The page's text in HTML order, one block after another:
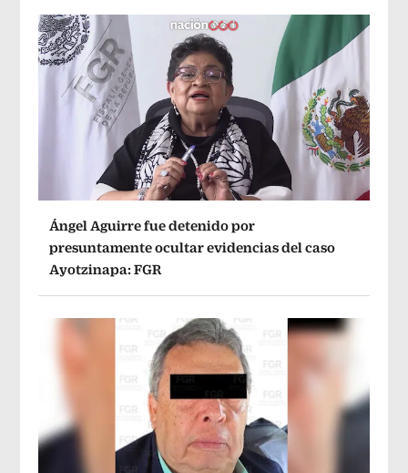
Ángel Aguirre fue detenido por
presuntamente ocultar evidencias del caso
Ayotzinapa: FGR